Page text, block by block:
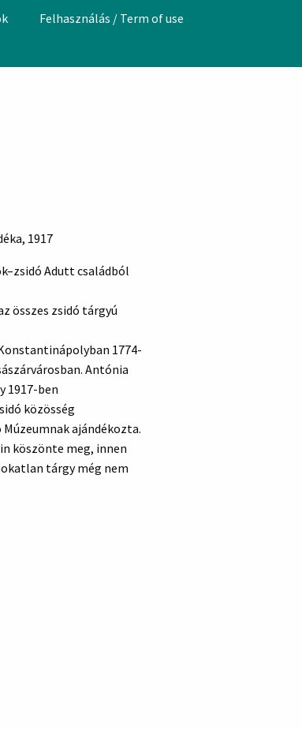
Felhasználás / Term of use
1917
Adutt családból
összes zsidó tárgyú
1774-
Antónia
1917-ben
közösség
ajándékozta.
köszönte meg, innen
tárgy még nem